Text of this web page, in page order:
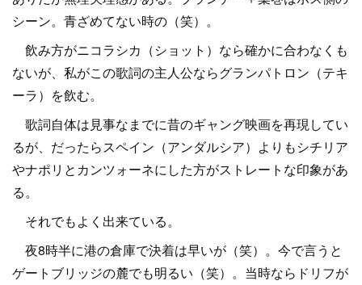
シーン。青ざめてない時の（笑）。
飲み方がニコラシカ（ショット）なら確かに合わなくも
ないが、私がこの歌詞の主人公ならグランパトロン（テキ
ーラ）を飲む。
歌詞自体は見事なまでに昔のギャング映画を再現してい
るが、だったらスペイン（アンダルシア）よりもシチリア
やナポリとカンツォーネにした方がストレートな印象があ
る。
それでもよく出来ている。
夜8時半に港の倉庫で決着は早いが（笑）。今で言うと
ゲートブリッジの麓でも明るい（笑）。当時ならドリフが